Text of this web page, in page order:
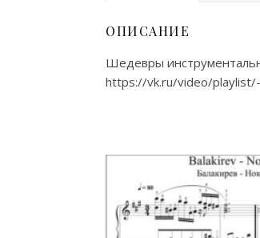
ОПИСАНИЕ
Шедевры
https://vk.ru/video/